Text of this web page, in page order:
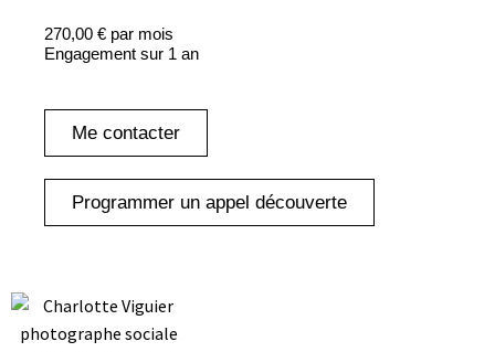
270,00 € par mois
Engagement sur 1 an
Me contacter
Programmer un appel découverte